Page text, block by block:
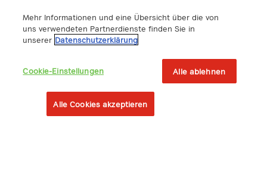
Información legal
Mehr Informationen und eine Übersicht über die von
uns verwendeten Partnerdienste finden Sie in
unserer Datenschutzerklärung
Cookie-Einstellungen Alle ablehnen
Alle Cookies akzeptieren